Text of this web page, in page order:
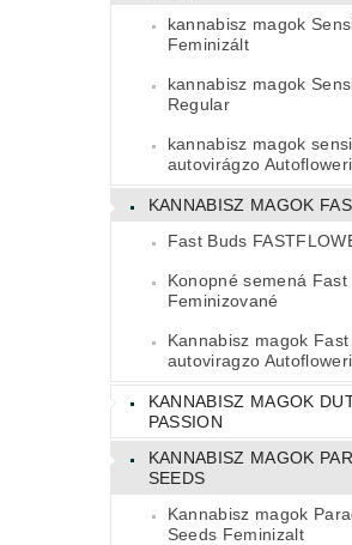
kannabisz magok
Feminizált
kannabisz magok
Regular
kannabisz magok
autovirágzo
KANNABISZ MAGOK
Fast Buds
Konopné semená Fast
Feminizované
Kannabisz magok Fast
autoviragzo
KANNABISZ MAGOK
PASSION
KANNABISZ MAGOK
SEEDS
Kannabisz magok
Seeds Feminizalt